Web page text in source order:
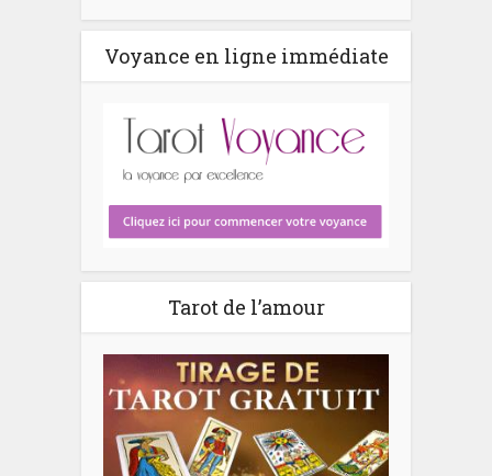
Voyance en ligne immédiate
Tarot de l’amour